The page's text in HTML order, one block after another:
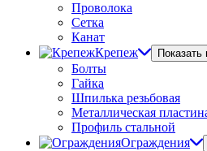
Проволока
Сетка
Канат
Крепеж
Болты
Гайка
Шпилька резьбовая
Металлическая
Профиль стальной
Ограждения